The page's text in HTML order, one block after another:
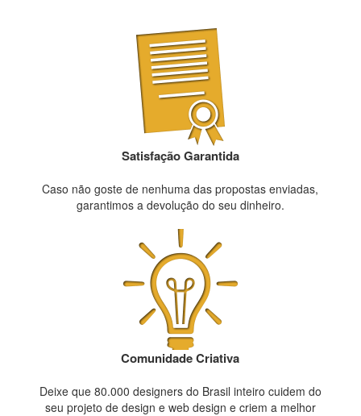
Satisfação Garantida
Caso não goste de nenhuma das propostas enviadas,
garantimos a devolução do seu dinheiro.
Comunidade Criativa
Deixe que 80.000 designers do Brasil inteiro cuidem do
seu projeto de design e web design e criem a melhor